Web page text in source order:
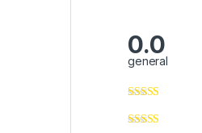
0.0
general